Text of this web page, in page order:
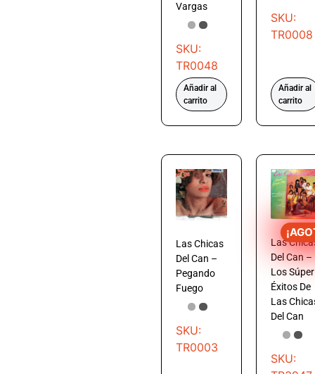
Vargas
SKU:
TR0048
Añadir al
carrito
SKU:
TR0008
Añadir al
carrito
Las Chicas
Del Can –
Pegando
Fuego
SKU:
TR0003
Las
Del Can –
Los Súper
Éxitos De
Las
Del Can
SKU: